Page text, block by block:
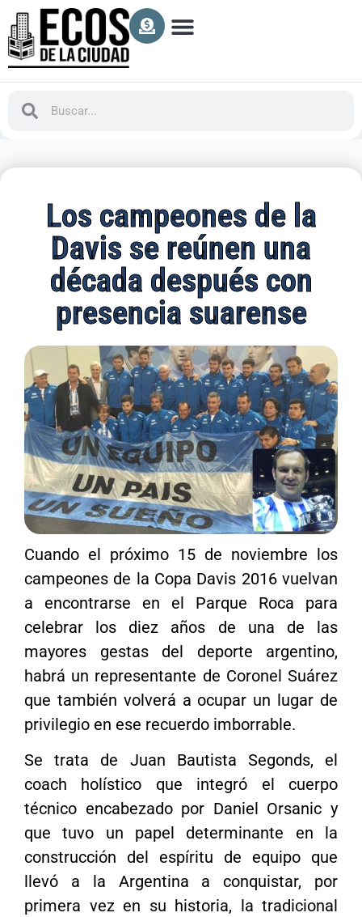
Los campeones de la
Davis se reúnen una
década después con
presencia suarense
Cuando el próximo 15 de noviembre los
campeones de la Copa Davis 2016 vuelvan
a encontrarse en el Parque Roca para
celebrar los diez años de una de las
mayores gestas del deporte argentino,
habrá un representante de Coronel Suárez
que también volverá a ocupar un lugar de
privilegio en ese recuerdo imborrable.
Se trata de Juan Bautista Segonds, el
coach holístico que integró el cuerpo
técnico encabezado por Daniel Orsanic y
que tuvo un papel determinante en la
construcción del espíritu de equipo que
llevó a la Argentina a conquistar, por
primera vez en su historia, la tradicional